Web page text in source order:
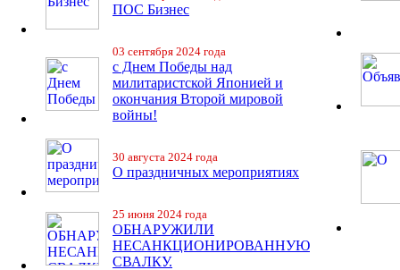
ПОС Бизнес
03 сентября 2024 года
с Днем Победы над
милитаристской Японией и
окончания Второй мировой
войны!
30 августа 2024 года
О праздничных мероприятиях
25 июня 2024 года
ОБНАРУЖИЛИ
НЕСАНКЦИОНИРОВАННУЮ
СВАЛКУ.